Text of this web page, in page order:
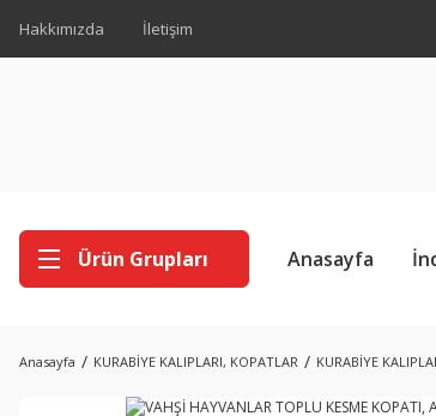
Hakkımızda İletişim
Ürün Grupları Anasayfa
Anasayfa KURABİYE KALIPLARI, KOPATLAR KURABİYE